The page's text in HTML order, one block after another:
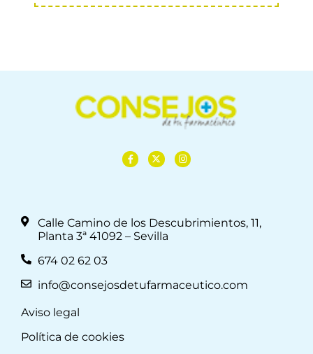
Calle Camino de los Descubrimientos, 11,
Planta 3ª 41092 – Sevilla
674 02 62 03
info@consejosdetufarmaceutico.com
Aviso legal
Política de cookies